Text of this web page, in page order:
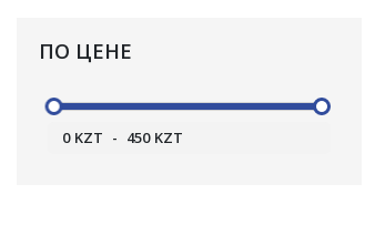
ПО ЦЕНЕ
0 KZT - 450 KZT